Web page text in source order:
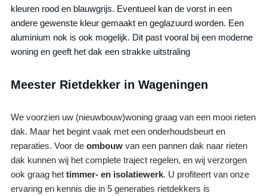
kleuren rood en blauwgrijs. Eventueel kan de vorst in een
andere gewenste kleur gemaakt en geglazuurd worden. Een
aluminium nok is ook mogelijk. Dit past vooral bij een moderne
woning en geeft het dak een strakke uitstraling
Meester Rietdekker in Wageningen
We voorzien uw (nieuwbouw)woning graag van een mooi rieten
dak. Maar het begint vaak met een onderhoudsbeurt en
reparaties. Voor deombouw van een pannen dak naar rieten
dak kunnen wij het complete traject regelen, en wij verzorgen
ook graag hettimmer- en isolatiewerk. U profiteert van onze
ervaring en kennis die in 5 generaties rietdekkers is